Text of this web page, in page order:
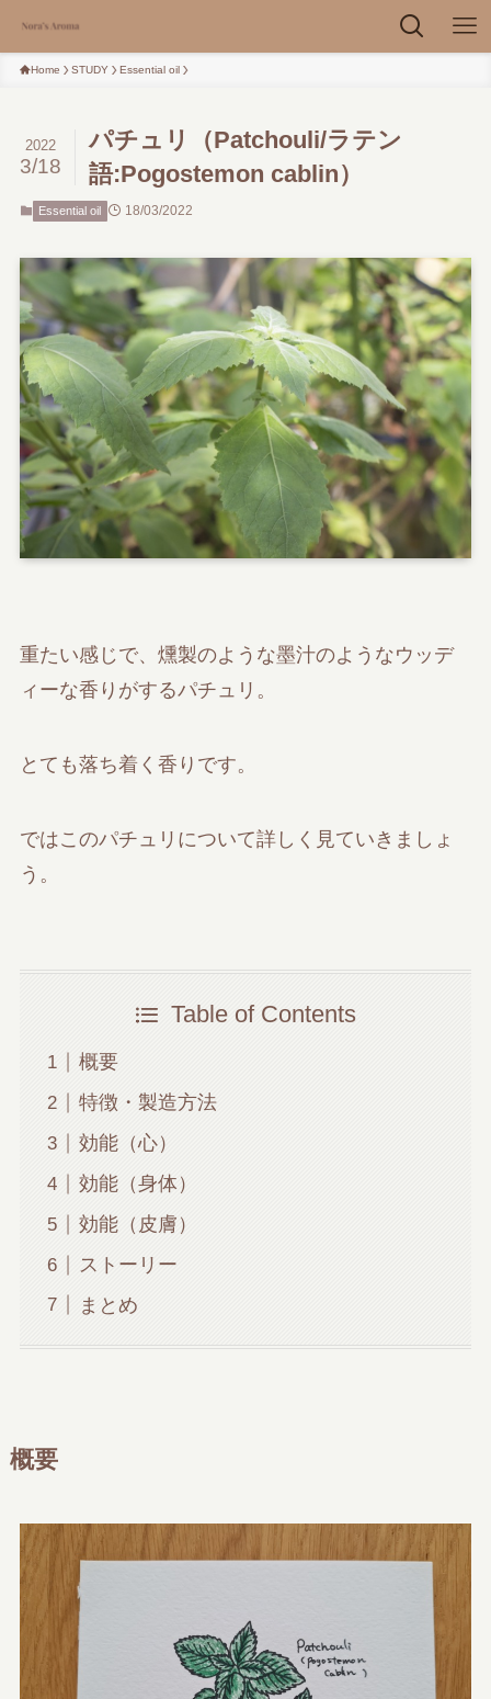
Home STUDY Essential oil
パチュリ（Patchouli/ラテン
語:Pogostemon cablin）
2022
3/18
Essential oil 18/03/2022
重たい感じで、燻製のような墨汁のようなウッデ
ィーな香りがするパチュリ。
とても落ち着く香りです。
ではこのパチュリについて詳しく見ていきましょ
う。
Table of Contents
概要
特徴・製造方法
効能（心）
効能（身体）
効能（皮膚）
ストーリー
まとめ
概要